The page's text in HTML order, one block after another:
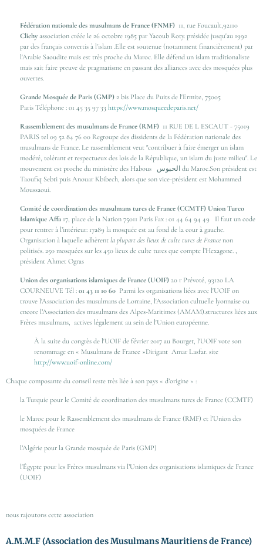
Fédération nationale des musulmans de France (FNMF) 11, rue Foucault,92110
Clichy association créée le 26 octobre 1985 par Yacoub Roty. présidée jusqu'au 1992
par des français convertis à l'islam .Elle est soutenue (notamment financièrement) par
l'Arabie Saoudite mais est très proche du Maroc. Elle défend un islam traditionaliste
mais sait faire preuve de pragmatisme en passant des alliances avec des mosquées plus
ouvertes.
Grande Mosquée de Paris (GMP) 2 bis Place du Puits de l'Ermite, 75005
Paris Téléphone : 01 45 35 97 33 https://www.mosqueedeparis.net/
Rassemblement des musulmans de France (RMF) 11 RUE DE L ESCAUT - 75019
PARIS tel 09 52 84 76 00 Regroupe des dissidents de la Fédération nationale des
musulmans de France. Le rassemblement veut "contribuer à faire émerger un islam
modéré, tolérant et respectueux des lois de la République, un islam du juste milieu". Le
mouvement est proche du ministère des Habous الحبوس du Maroc.Son président est
Taoufiq Sebti puis Anouar Kbibech, alors que son vice-président est Mohammed
Moussaoui.
Comité de coordination des musulmans turcs de France (CCMTF) Union Turco
Islamique Affa 17, place de la Nation 75011 Paris Fax : 01 44 64 94 49 Il faut un code
pour rentrer à l’intérieur: 17a89 la mosquée est au fond de la cour à gauche.
Organisation à laquelle adhèrent la plupart des lieux de culte turcs de France non
politisés. 250 mosquées sur les 450 lieux de culte turcs que compte l’Hexagone. ,
président Ahmet Ogras
Union des organisations islamiques de France (UOIF) 20 r Prévoté, 93120 LA
COURNEUVE Tél : 01 43 11 10 60 Parmi les organisations liées avec l'UOIF on
trouve l'Association des musulmans de Lorraine, l'Association cultuelle lyonnaise ou
encore l’Association des musulmans des Alpes-Maritimes (AMAM).structures liées aux
Frères musulmans, actives légalement au sein de l'Union européenne.
À la suite du congrès de l'UOIF de février 2017 au Bourget, l'UOIF vote son
renommage en « Musulmans de France »Dirigant Amar Lasfar. site
http://www.uoif-online.com/
Chaque composante du conseil reste très liée à son pays « d’origine » :
la Turquie pour le Comité de coordination des musulmans turcs de France (CCMTF)
le Maroc pour le Rassemblement des musulmans de France (RMF) et l’Union des
mosquées de France
l’Algérie pour la Grande mosquée de Paris (GMP)
l'Égypte pour les Frères musulmans via l’Union des organisations islamiques de France
(UOIF)
nous rajoutons cette association
A.M.M.F (Association des Musulmans Mauritiens de France)